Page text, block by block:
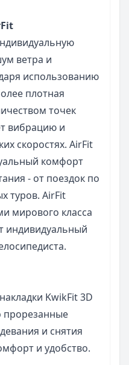
ветра и
использованию
плотная
точек
вибрацию и
скоростях. AirFit
комфорт
- от поездок по
туров. AirFit
мирового класса
индивидуальный
KwikFit 3D
прорезанные
и снятия
и удобство.